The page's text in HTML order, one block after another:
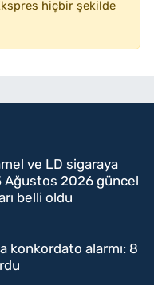
hiçbir şekilde
ve LD sigaraya
Ağustos 2026 güncel
belli oldu
konkordato alarmı: 8